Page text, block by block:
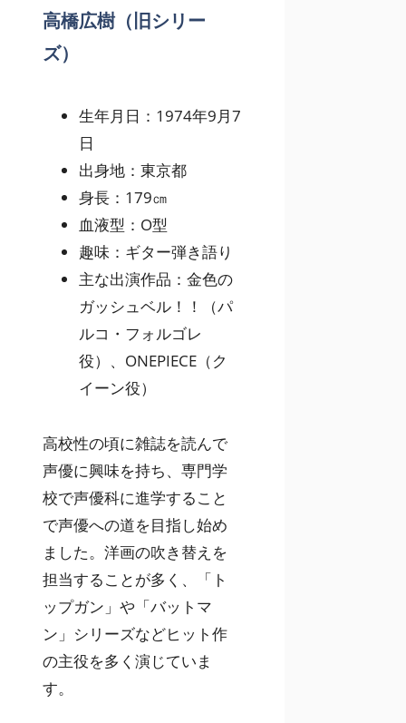
高橋広樹（旧シリー
ズ）
生年月日：1974年9月7
日
出身地：東京都
身長：179㎝
血液型：O型
趣味：ギター弾き語り
主な出演作品：金色の
ガッシュベル！！（パ
ルコ・フォルゴレ
役）、ONEPIECE（ク
イーン役）
高校性の頃に雑誌を読んで
声優に興味を持ち、専門学
校で声優科に進学すること
で声優への道を目指し始め
ました。洋画の吹き替えを
担当することが多く、「ト
ップガン」や「バットマ
ン」シリーズなどヒット作
の主役を多く演じていま
す。